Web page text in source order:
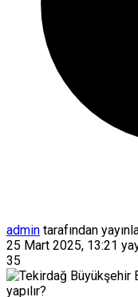
admin tarafından
25 Mart 2025, 13:21
35